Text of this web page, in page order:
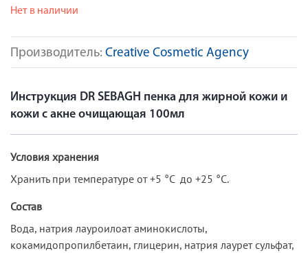
Производитель: Creative Cosmetic Agency
Нет в наличии
Инструкция DR SEBAGH пенка для жирной кожи и
кожи с акне очищающая 100мл
Условия хранения
Хранить при температуре от +5 °C до +25 °C.
Состав
Вода, натрия лауроилоат аминокислоты,
кокамидопропилбетаин, глицерин, натрия лаурет сульфат,